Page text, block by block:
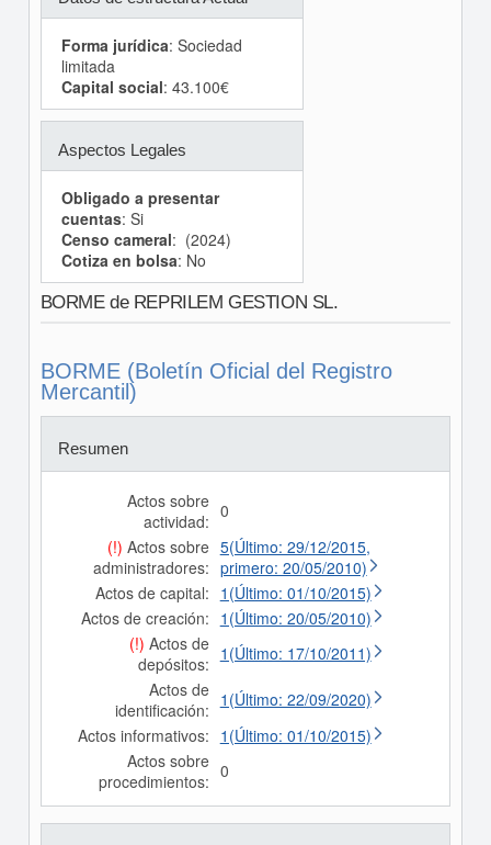
Forma jurídica: Sociedad
limitada
Capital social: 43.100€
Aspectos Legales
Obligado a presentar
cuentas: Si
Censo cameral: (2024)
Cotiza en bolsa: No
BORME de REPRILEM GESTION SL.
BORME (Boletín Oficial del Registro
Mercantil)
Resumen
Actos sobre
actividad: 0
(!) Actos sobre
administradores:
5(Último: 29/12/2015,
primero: 20/05/2010)
Actos de capital: 1(Último: 01/10/2015)
Actos de creación: 1(Último: 20/05/2010)
(!) Actos de
depósitos: 1(Último: 17/10/2011)
Actos de
identificación: 1(Último: 22/09/2020)
Actos informativos: 1(Último: 01/10/2015)
Actos sobre
procedimientos: 0